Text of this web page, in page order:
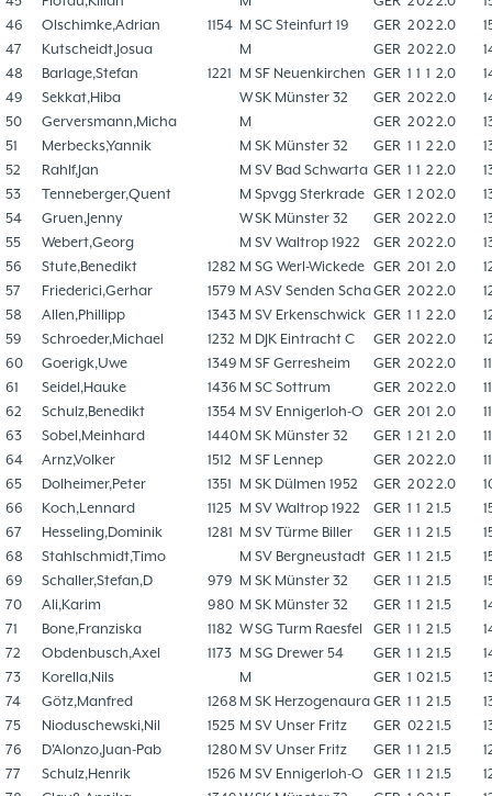
46
Olschimke,Adrian 1154 M SC Steinfurt 19 GER 202 2.0
47
Kutscheidt,Josua M GER 202 2.0
48
Barlage,Stefan 1221 M SF Neuenkirchen GER 1 1 1 2.0
49
Sekkat,Hiba WSK Münster 32 GER 202 2.0
50
Gerversmann,Micha M GER 202 2.0
51
Merbecks,Yannik M SK Münster 32 GER 1 1 2 2.0
52
Rahlf,Jan M SV Bad Schwarta GER 1 1 2 2.0
53
Tenneberger,Quent M Spvgg Sterkrade GER 1 2 02.0
54
Gruen,Jenny WSK Münster 32 GER 202 2.0
55
Webert,Georg M SV Waltrop 1922 GER 202 2.0
56
Stute,Benedikt 1282 M SG Werl-Wickede GER 201 2.0
57
Friederici,Gerhar 1579 M ASV Senden SchaGER 202 2.0
58
Allen,Phillipp 1343 M SV Erkenschwick GER 1 1 2 2.0
59
Schroeder,Michael 1232 M DJK Eintracht C GER 202 2.0
60
Goerigk,Uwe 1349 M SF Gerresheim GER 202 2.0
61
Seidel,Hauke 1436 M SC Sottrum GER 202 2.0
62
Schulz,Benedikt 1354 M SV Ennigerloh-O GER 201 2.0
63
Sobel,Meinhard 1440M SK Münster 32 GER 1 2 1 2.0
64
Arnz,Volker 1512 M SF Lennep GER 202 2.0
65
Dolheimer,Peter 1351 M SK Dülmen 1952 GER 202 2.0
66
Koch,Lennard 1125 M SV Waltrop 1922 GER 1 1 2 1.5
67
Hesseling,Dominik 1281 M SV Türme Biller GER 1 1 2 1.5
68
Stahlschmidt,Timo M SV Bergneustadt GER 1 1 2 1.5
69
Schaller,Stefan,D 979 M SK Münster 32 GER 1 1 2 1.5
70
Ali,Karim 980 M SK Münster 32 GER 1 1 2 1.5
71
Bone,Franziska 1182 WSG Turm Raesfel GER 1 1 2 1.5
72
Obdenbusch,Axel 1173 M SG Drewer 54 GER 1 1 2 1.5
73
Korella,Nils M GER 1 02 1.5
74
Götz,Manfred 1268 M SK Herzogenaura GER 1 1 2 1.5
75
Nioduschewski,Nil 1525 M SV Unser Fritz GER 02 2 1.5
76
D'Alonzo,Juan-Pab 1280 M SV Unser Fritz GER 1 1 2 1.5
77
Schulz,Henrik 1526 M SV Ennigerloh-O GER 1 1 2 1.5